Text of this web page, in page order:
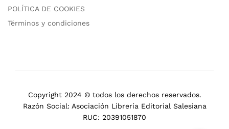
POLÍTICA DE COOKIES
Términos y condiciones
Copyright 2024 © todos los derechos reservados.
Razón Social: Asociación Librería Editorial Salesiana
RUC: 20391051870